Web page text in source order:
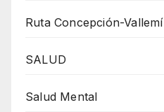
Ruta Concepción-Vallemí
SALUD
Salud Mental